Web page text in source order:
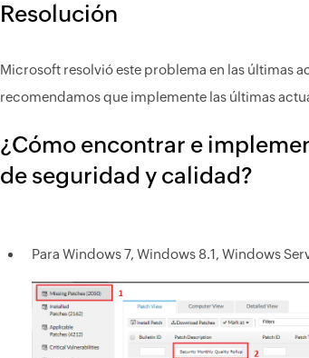
Resolución
Microsoft resolvió este problema en las últimas
recomendamos que implemente las últimas
¿Cómo encontrar e
de seguridad y calidad?
Para Windows 7, Windows 8.1, Windows